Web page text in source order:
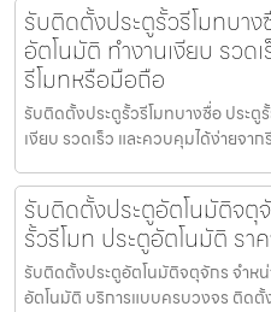
รับติดตั้งประตูรั้วรีโมทบาง
อัตโนมัติ ทำงานเงียบ รวด
รีโมทหรือมือถือ
รับติดตั้งประตูรั้วรีโมทบางซื่อ ประตู
เงียบ รวดเร็ว และควบคุมได้ง่ายจา
รับติดตั้งประตูอัตโนมัติจตุ
รั้วรีโมท ประตูอัตโนมัติ รา
รับติดตั้งประตูอัตโนมัติจตุจักร จำหน่
อัตโนมัติ บริการแบบครบวงจร ติด